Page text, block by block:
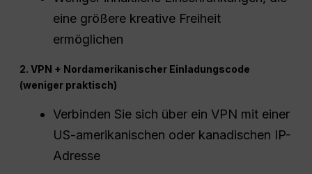
eine größere kreative Freiheit
ermöglichen
2. VPN + Nordamerikanischer Einladungscode
(weniger praktisch)
Verbinden Sie sich über ein VPN mit einer
US-amerikanischen oder kanadischen IP-
Adresse